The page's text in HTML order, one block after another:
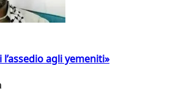
l’assedio agli yemeniti»